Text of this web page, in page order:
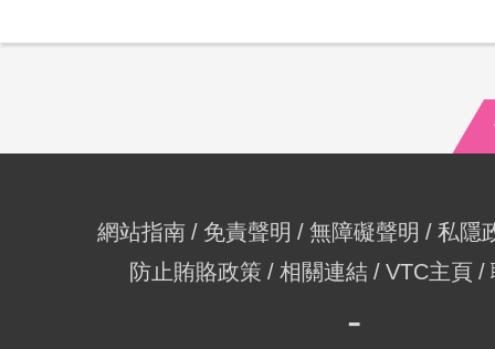
網站指南 免責聲明 無障礙聲明
私隱
防止賄賂政策
相關連結 VTC主頁